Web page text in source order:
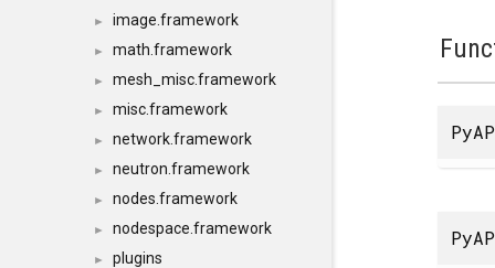
► image.framework
► math.framework
► mesh_misc.framework
► misc.framework
► network.framework
► neutron.framework
► nodes.framework
► nodespace.framework
► plugins